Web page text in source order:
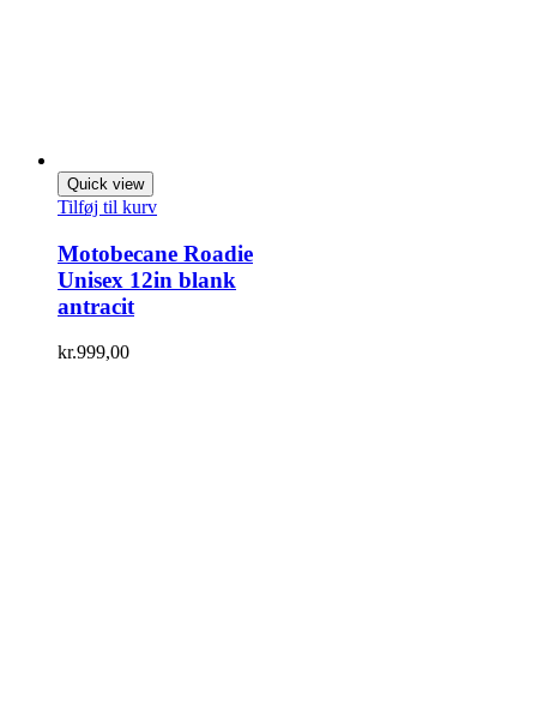
Quick view
Tilføj til kurv
Motobecane Roadie
Unisex 12in blank
antracit
kr.999,00